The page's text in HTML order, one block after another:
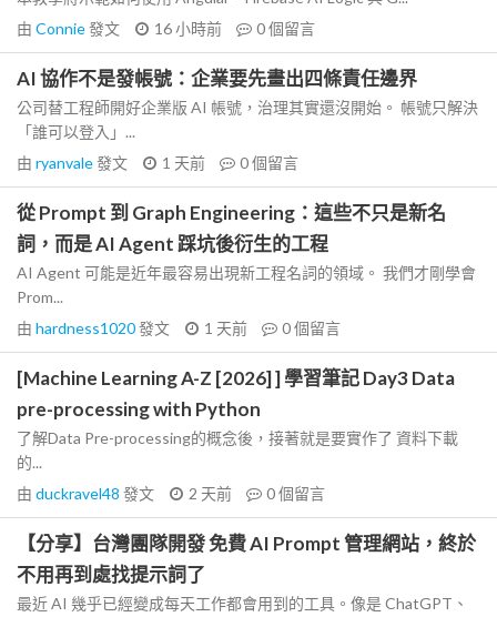
由 Connie發文 16 小時前 0個留言
AI 協作不是發帳號：企業要先畫出四條責任邊界
公司替工程師開好企業版 AI 帳號，治理其實還沒開始。 帳號只解決
「誰可以登入」...
由 ryanvale發文 1 天前 0個留言
從 Prompt 到 Graph Engineering：這些不只是新名
詞，而是 AI Agent 踩坑後衍生的工程
AI Agent 可能是近年最容易出現新工程名詞的領域。 我們才剛學會
Prom...
由 hardness1020發文 1 天前 0個留言
[Machine Learning A-Z [2026] ] 學習筆記 Day3 Data
pre-processing with Python
了解Data Pre-processing的概念後，接著就是要實作了 資料下載
的...
由 duckravel48 發文 2 天前 0個留言
【分享】台灣團隊開發 免費 AI Prompt 管理網站，終於
不用再到處找提示詞了
最近 AI 幾乎已經變成每天工作都會用到的工具。像是 ChatGPT、